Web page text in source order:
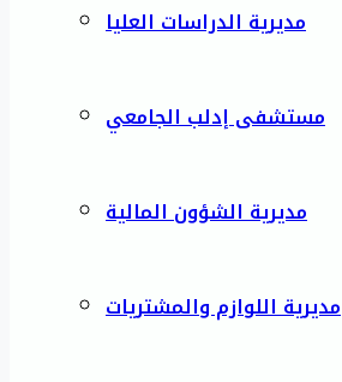
مديرية الدراسات العليا
مستشفى إدلب الجامعي
مديرية الشؤون المالية
مديرية اللوازم والمشتريات